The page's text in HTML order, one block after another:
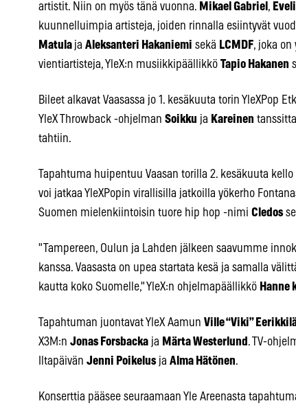
artistit. Niin on myös tänä vuonna. Mikael Gabriel ,
kuunnelluimpia artisteja, joiden rinnalla esiintyvät
Matula ja Aleksanteri Hakaniemi sekä LCMDF, joka
vientiartisteja, YleX:n musiikkipäällikkö Tapio Hakanen
Bileet alkavat Vaasassa jo 1. kesäkuuta torin YleXPop
YleX Throwback -ohjelman Soikku ja Kareinen
tahtiin.
Tapahtuma huipentuu Vaasan torilla 2. kesäkuuta
voi jatkaa YleXPopin virallisilla jatkoilla yökerho
Suomen mielenkiintoisin tuore hip hop -nimi Cledos
"Tampereen, Oulun ja Lahden jälkeen saavumme
kanssa. Vaasasta on upea startata kesä ja samalla
kautta koko Suomelle," YleX:n ohjelmapäällikkö Hanne
Tapahtuman juontavat YleX Aamun Ville “Viki”
X3M:n Jonas Forsbacka ja Märta Westerlund . TV-
Iltapäivän Jenni Poikelusja Alma Hätönen.
Konserttia pääsee seuraamaan Yle Areenasta